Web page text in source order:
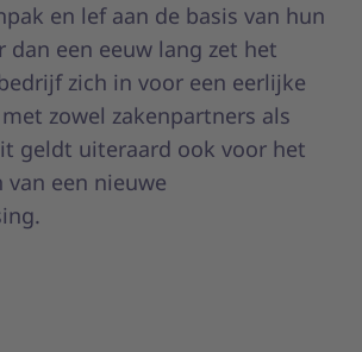
en lef aan de basis van hun
dan een eeuw lang zet het
zich in voor een eerlijke
zowel zakenpartners als
geldt uiteraard ook voor het
een nieuwe